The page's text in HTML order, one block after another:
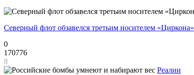
Северный флот обзавелся третьим носителем «Циркона»
0
170776
8
Реалии